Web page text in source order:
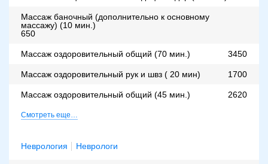
Массаж баночный (дополнительно к основному
массажу) (10 мин.)
650
Массаж оздоровительный общий (70 мин.) 3450
Массаж оздоровительный рук и швз ( 20 мин) 1700
Массаж оздоровительный общий (45 мин.) 2620
Смотреть еще…
Неврология Неврологи